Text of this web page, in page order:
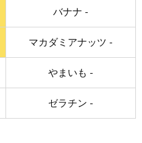
バナナ -
マカダミアナッツ -
やまいも -
ゼラチン -